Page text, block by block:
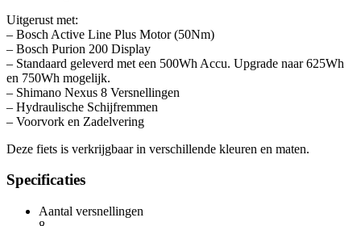
Uitgerust met:
– Bosch Active Line Plus Motor (50Nm)
– Bosch Purion 200 Display
– Standaard geleverd met een 500Wh Accu. Upgrade naar 625Wh
en 750Wh mogelijk.
– Shimano Nexus 8 Versnellingen
– Hydraulische Schijfremmen
– Voorvork en Zadelvering
Deze fiets is verkrijgbaar in verschillende kleuren en maten.
Specificaties
Aantal versnellingen